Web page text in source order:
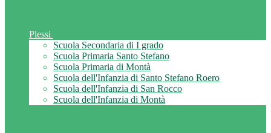
Plessi
Scuola Secondaria di I grado
Scuola Primaria Santo Stefano
Scuola Primaria di Montà
Scuola dell'Infanzia di Santo Stefano Roero
Scuola dell'Infanzia di San Rocco
Scuola dell'Infanzia di Montà